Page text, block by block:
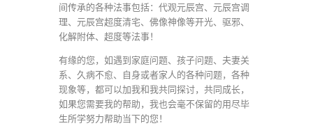
间传承的各种法事包括：代观元辰宫、元辰宫调
理、元辰宫超度清宅、佛像神像等开光、驱邪、
化解附体、超度等法事！
有缘的您，如遇到家庭问题、孩子问题、夫妻关
系、久病不愈、自身或者家人的各种问题，各种
现象等，都可以加我和我共同探讨，共同成长，
如果您需要我的帮助，我也会毫不保留的用尽毕
生所学努力帮助当下的您！